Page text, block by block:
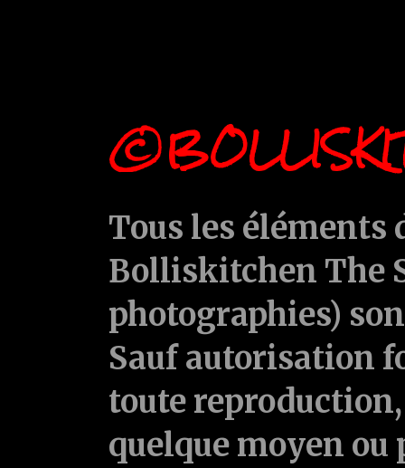
Tous les
Bolliskitchen The
photographies)
Sauf autorisation
toute
quelque moyen ou